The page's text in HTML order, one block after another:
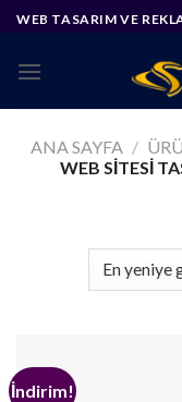
Skip
content
WEB TASARIM VE
ANA SAYFA /
WEB SITESI
İndirim!